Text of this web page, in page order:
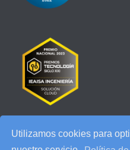
Utilizamos cookies para